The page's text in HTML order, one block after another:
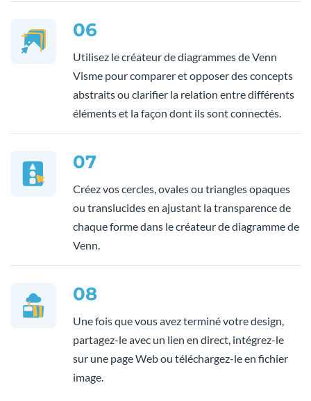
06
Utilisez le créateur de diagrammes de Venn
Visme pour comparer et opposer des concepts
abstraits ou clarifier la relation entre différents
éléments et la façon dont ils sont connectés.
07
Créez vos cercles, ovales ou triangles opaques
ou translucides en ajustant la transparence de
chaque forme dans le créateur de diagramme de
Venn.
08
Une fois que vous avez terminé votre design,
partagez-le avec un lien en direct, intégrez-le
sur une page Web ou téléchargez-le en fichier
image.